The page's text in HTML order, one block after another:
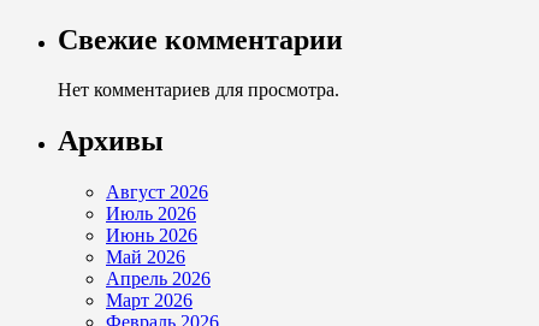
Свежие комментарии
Нет комментариев для просмотра.
Архивы
Август 2026
Июль 2026
Июнь 2026
Май 2026
Апрель 2026
Март 2026